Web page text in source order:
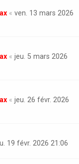
« ven. 13 mars 2026
« jeu. 5 mars 2026
« jeu. 26 févr. 2026
19 févr. 2026 21:06